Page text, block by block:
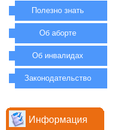
Полезно знать
Об аборте
Об инвалидах
Законодательство
Информация